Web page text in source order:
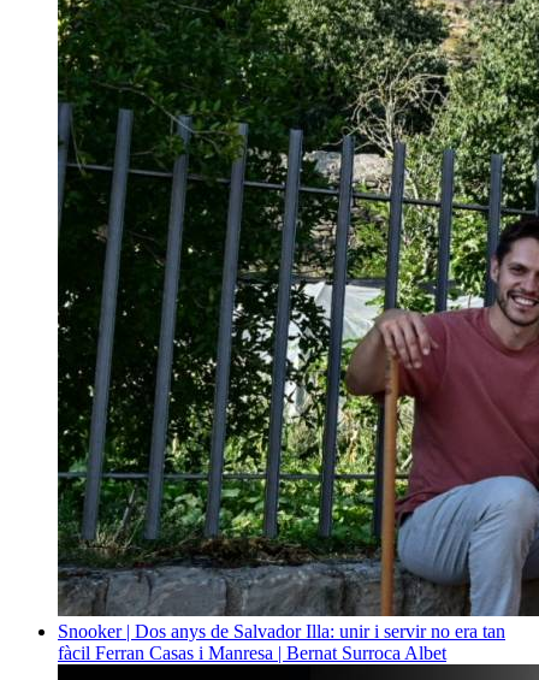
Snooker | Dos anys de Salvador Illa: unir i servir no era tan
fàcil Ferran Casas i Manresa | Bernat Surroca Albet